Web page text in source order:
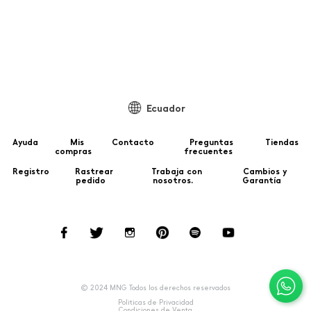
Ecuador
Ayuda
Mis
compras
Contacto
Preguntas
frecuentes
Tiendas
Registro
Rastrear
pedido
Trabaja con
nosotros.
Cambios y
Garantía
© 2024 MNG Todos los derechos reservados
Politicas de Privacidad